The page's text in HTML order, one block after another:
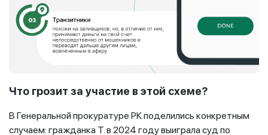
Что грозит за участие в этой схеме?
В Генеральной прокуратуре РК поделились конкретным
случаем: гражданка Т. в 2024 году выиграла суд по